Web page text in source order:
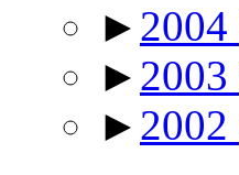
► 2004
► 2003
► 2002